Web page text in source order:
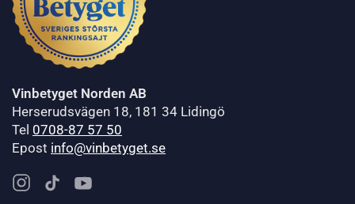
Vinbetyget Norden AB
Herserudsvägen 18, 181 34 Lidingö
Tel 0708-87 57 50
Epost info@vinbetyget.se